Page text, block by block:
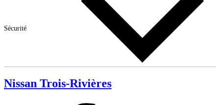
Sécurité
Nissan Trois-Rivières